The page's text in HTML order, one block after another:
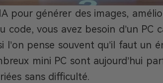
pour générer des images,
code, vous avez besoin d’un PC
l’on pense souvent qu’il faut un
mini PC sont aujourd’hui
sans difficulté.